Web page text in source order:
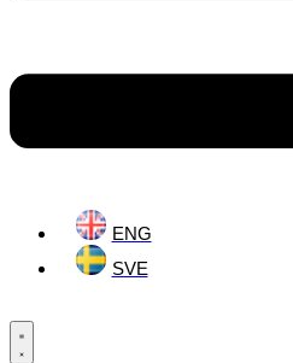
ENG
SVE